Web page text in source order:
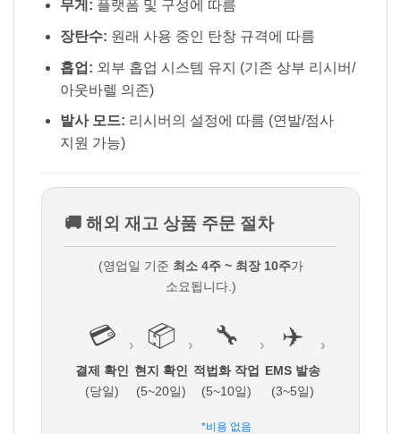
무게: 플랫폼 및 구성에 따름
장탄수: 원래 사용 중인 탄창 규격에 따름
홉업: 외부 홉업 시스템 유지 (기존 상부 리시버/
아웃바렐 의존)
발사 모드: 리시버의 설정에 따름 (연발/점사
지원 가능)
🚚 해외 재고 상품 주문 절차
(영업일 기준 최소 4주 ~ 최장 10주가
소요됩니다.)
💳
결제 확인
(당일)
› 📦
현지 확인
(5~20일)
› 🔧
적법화 작업
(5~10일)
*비용 없음
› ✈️
EMS 발송
(3~5일)
›